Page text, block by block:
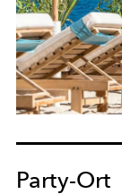
Party-Ort